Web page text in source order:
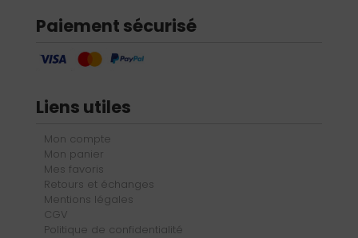
Paiement sécurisé
Liens utiles
Mon compte
Mon panier
Mes favoris
Retours et échanges
Mentions légales
CGV
Politique de confidentialité